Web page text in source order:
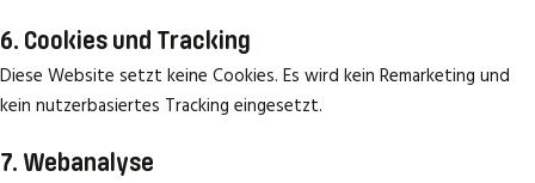
6. Cookies und Tracking
Diese Website setzt keine Cookies. Es wird kein Remarketing und
kein nutzerbasiertes Tracking eingesetzt.
7. Webanalyse